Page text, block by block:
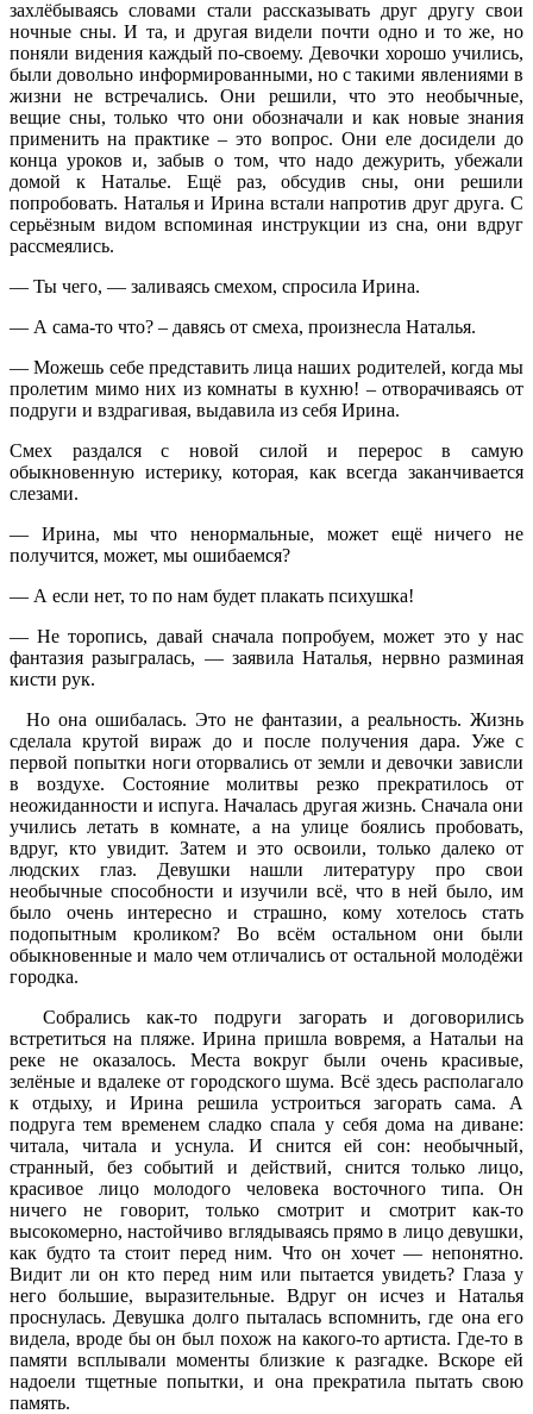
захлёбываясь словами стали рассказывать друг другу свои
ночные сны. И та, и другая видели почти одно и то же, но
поняли видения каждый по-своему. Девочки хорошо учились,
были довольно информированными, но с такими явлениями в
жизни не встречались. Они решили, что это необычные,
вещие сны, только что они обозначали и как новые знания
применить на практике – это вопрос. Они еле досидели до
конца уроков и, забыв о том, что надо дежурить, убежали
домой к Наталье. Ещё раз, обсудив сны, они решили
попробовать. Наталья и Ирина встали напротив друг друга. С
серьёзным видом вспоминая инструкции из сна, они вдруг
рассмеялись.
— Ты чего, — заливаясь смехом, спросила Ирина.
— А сама-то что? – давясь от смеха, произнесла Наталья.
— Можешь себе представить лица наших родителей, когда мы
пролетим мимо них из комнаты в кухню! – отворачиваясь от
подруги и вздрагивая, выдавила из себя Ирина.
Смех раздался с новой силой и перерос в самую
обыкновенную истерику, которая, как всегда заканчивается
слезами.
— Ирина, мы что ненормальные, может ещё ничего не
получится, может, мы ошибаемся?
— А если нет, то по нам будет плакать психушка!
— Не торопись, давай сначала попробуем, может это у нас
фантазия разыгралась, — заявила Наталья, нервно разминая
кисти рук.
Но она ошибалась. Это не фантазии, а реальность. Жизнь
сделала крутой вираж до и после получения дара. Уже с
первой попытки ноги оторвались от земли и девочки зависли
в воздухе. Состояние молитвы резко прекратилось от
неожиданности и испуга. Началась другая жизнь. Сначала они
учились летать в комнате, а на улице боялись пробовать,
вдруг, кто увидит. Затем и это освоили, только далеко от
людских глаз. Девушки нашли литературу про свои
необычные способности и изучили всё, что в ней было, им
было очень интересно и страшно, кому хотелось стать
подопытным кроликом? Во всём остальном они были
обыкновенные и мало чем отличались от остальной молодёжи
городка.
Собрались как-то подруги загорать и договорились
встретиться на пляже. Ирина пришла вовремя, а Натальи на
реке не оказалось. Места вокруг были очень красивые,
зелёные и вдалеке от городского шума. Всё здесь располагало
к отдыху, и Ирина решила устроиться загорать сама. А
подруга тем временем сладко спала у себя дома на диване:
читала, читала и уснула. И снится ей сон: необычный,
странный, без событий и действий, снится только лицо,
красивое лицо молодого человека восточного типа. Он
ничего не говорит, только смотрит и смотрит как-то
высокомерно, настойчиво вглядываясь прямо в лицо девушки,
как будто та стоит перед ним. Что он хочет — непонятно.
Видит ли он кто перед ним или пытается увидеть? Глаза у
него большие, выразительные. Вдруг он исчез и Наталья
проснулась. Девушка долго пыталась вспомнить, где она его
видела, вроде бы он был похож на какого-то артиста. Где-то в
памяти всплывали моменты близкие к разгадке. Вскоре ей
надоели тщетные попытки, и она прекратила пытать свою
память.